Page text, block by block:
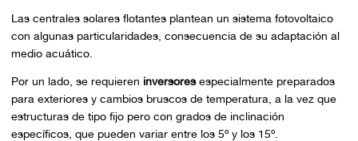
Las centrales solares flotantes plantean un sistema fotovoltaico
con algunas particularidades, consecuencia de su adaptación al
medio acuático.
Por un lado, se requieren inversoresespecialmente preparados
para exteriores y cambios bruscos de temperatura, a la vez que
estructuras de tipo fijo pero con grados de inclinación
específicos, que pueden variar entre los 5º y los 15º.